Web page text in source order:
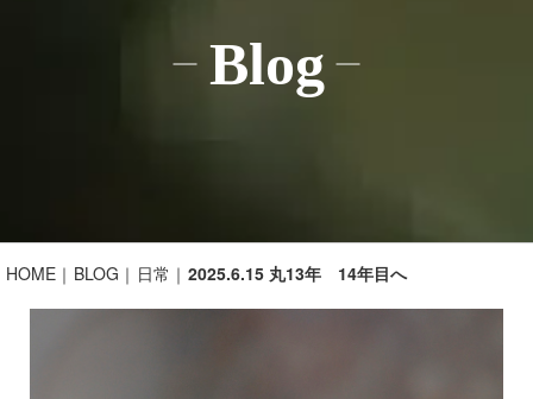
Blog
HOME BLOG 日常 2025.6.15 丸13年 14年目へ